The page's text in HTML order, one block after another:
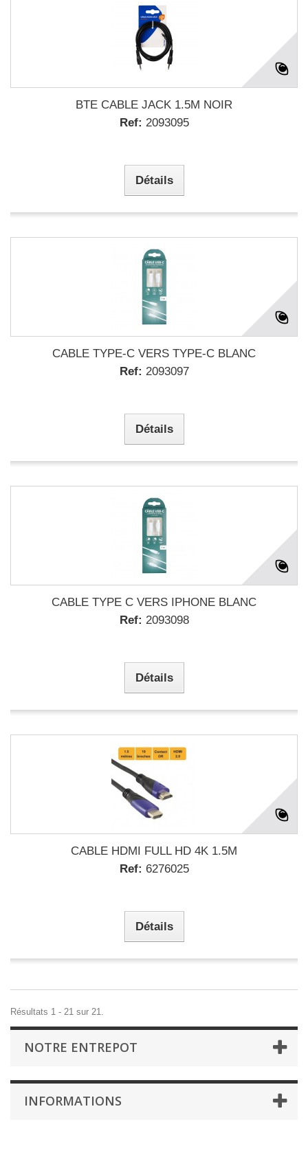
BTE CABLE JACK 1.5M NOIR
Ref: 2093095
Détails
CABLE TYPE-C VERS TYPE-C BLANC
Ref: 2093097
Détails
CABLE TYPE C VERS IPHONE BLANC
Ref: 2093098
Détails
CABLE HDMI FULL HD 4K 1.5M
Ref: 6276025
Détails
Résultats 1 - 21 sur 21.
NOTRE ENTREPOT
INFORMATIONS